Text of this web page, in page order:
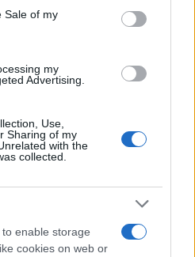
Sale of my
my
Advertising.
Use,
Sharing of my
with the
collected.
enable storage
cookies on web or
από το
μητέρα και γιο – Ο
προθεσμία για να
– «Είναι αθώα,
όπως και
διακοπές ο
με την σύζυγό του